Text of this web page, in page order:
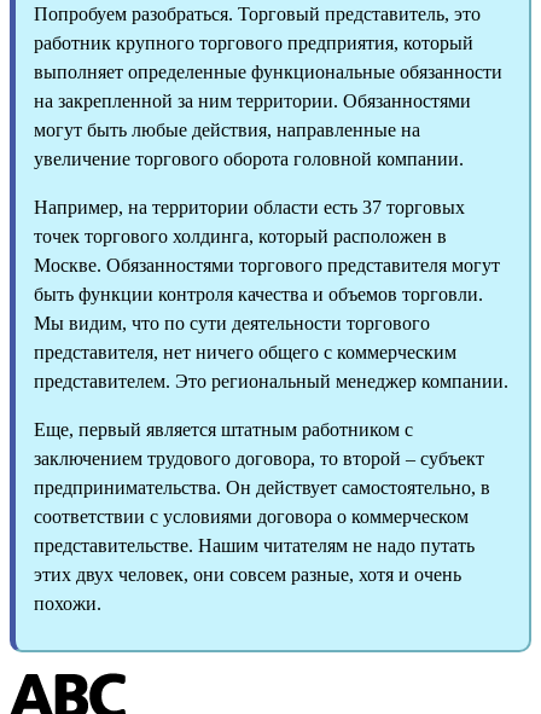
Попробуем разобраться. Торговый представитель, это
работник крупного торгового предприятия, который
выполняет определенные функциональные обязанности
на закрепленной за ним территории. Обязанностями
могут быть любые действия, направленные на
увеличение торгового оборота головной компании.
Например, на территории области есть 37 торговых
точек торгового холдинга, который расположен в
Москве. Обязанностями торгового представителя могут
быть функции контроля качества и объемов торговли.
Мы видим, что по сути деятельности торгового
представителя, нет ничего общего с коммерческим
представителем. Это региональный менеджер компании.
Еще, первый является штатным работником с
заключением трудового договора, то второй – субъект
предпринимательства. Он действует самостоятельно, в
соответствии с условиями договора о коммерческом
представительстве. Нашим читателям не надо путать
этих двух человек, они совсем разные, хотя и очень
похожи.